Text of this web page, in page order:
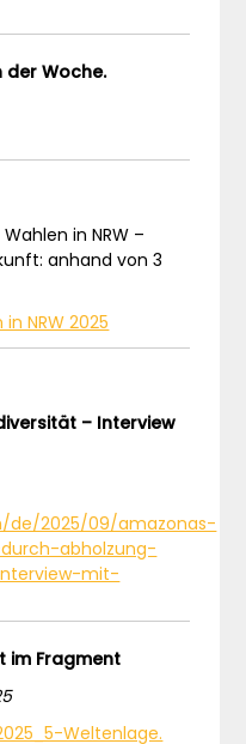
der Woche.
in NRW –
anhand von 3
NRW 2025
– Interview
de/2025/09/amazonas-
abholzung-
mit-
im Fragment
Weltenlage.